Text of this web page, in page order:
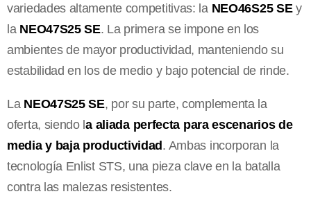
variedades altamente competitivas: la NEO46S25 SEy
la NEO47S25 SE. La primera se impone en los
ambientes de mayor productividad, manteniendo su
estabilidad en los de medio y bajo potencial de rinde.
La NEO47S25 SE, por su parte, complementa la
oferta, siendo la aliada perfecta para escenarios de
media y baja productividad. Ambas incorporan la
tecnología Enlist STS, una pieza clave en la batalla
contra las malezas resistentes.